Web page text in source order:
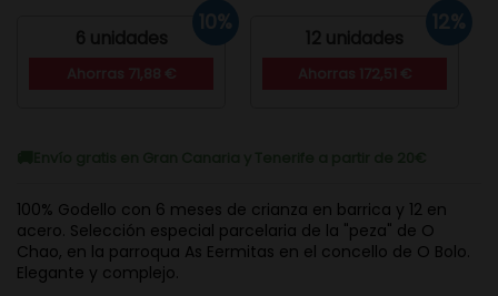
6 unidades
10%
12 unidades
12%
100% Godello con 6 meses de crianza en barrica y 12 en
acero. Selección especial parcelaria de la "peza" de O
Chao, en la parroqua As Eermitas en el concello de O Bolo.
Elegante y complejo.